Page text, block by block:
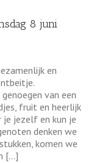
8 juni
en
van een
fruit en heerlijk
jezelf en kun je
denken we
komen we
[...]